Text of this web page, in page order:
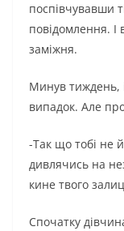
поспівчувавши
повідомлення.
заміжня.
Минув тиждень,
випадок. Але
-Так що тобі не
дивлячись на
кине твого
Спочатку